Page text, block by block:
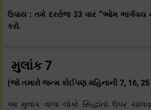
ઉપાય : તમે દરરોજ 33 વાર “ઓમ ભાર્ગવય
કરો.
મુલાંક 7
(જો તમારો જન્મ કોઈપણ મહિનાની 7, 16,
આ મુલાંક વાળા લોકો સિદ્ધાંતો ઉપર